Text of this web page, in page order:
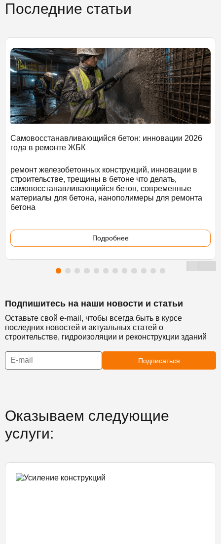
Последние статьи
Самовосстанавливающийся бетон: инновации 2026
года в ремонте ЖБК
ремонт железобетонных конструкций, инновации в
строительстве, трещины в бетоне что делать,
самовосстанавливающийся бетон, современные
материалы для бетона, нанополимеры для ремонта
бетона
Подробнее
Подпишитесь на наши новости и статьи
Оставьте свой e-mail, чтобы всегда быть в курсе
последних новостей и актуальных статей о
строительстве, гидроизоляции и реконструкции зданий
Подписаться
Оказываем следующие
услуги: